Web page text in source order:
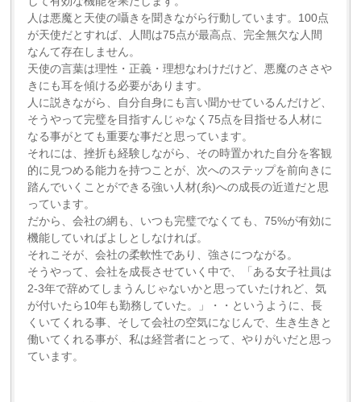
人は悪魔と天使の囁きを聞きながら行動しています。100点
が天使だとすれば、人間は75点が最高点、完全無欠な人間
なんて存在しません。
天使の言葉は理性・正義・理想なわけだけど、悪魔のささや
きにも耳を傾ける必要があります。
人に説きながら、自分自身にも言い聞かせているんだけど、
そうやって完璧を目指すんじゃなく75点を目指せる人材に
なる事がとても重要な事だと思っています。
それには、挫折も経験しながら、その時置かれた自分を客観
的に見つめる能力を持つことが、次へのステップを前向きに
踏んでいくことができる強い人材(糸)への成長の近道だと思
っています。
だから、会社の網も、いつも完璧でなくても、75%が有効に
機能していればよしとしなければ。
それこそが、会社の柔軟性であり、強さにつながる。
そうやって、会社を成長させていく中で、「ある女子社員は
2-3年で辞めてしまうんじゃないかと思っていたけれど、気
が付いたら10年も勤務していた。」・・というように、長
くいてくれる事、そして会社の空気になじんで、生き生きと
働いてくれる事が、私は経営者にとって、やりがいだと思っ
ています。